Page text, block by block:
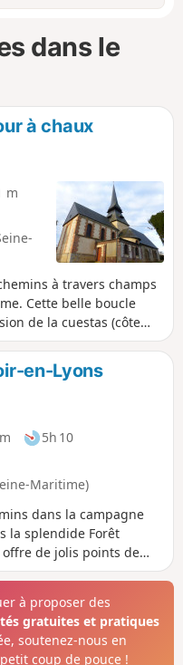
dans le
à chaux
m
à travers champs
Cette belle boucle
de la cuestas (côte
des panoramas
en-Lyons
5h 10
Maritime)
dans la campagne
la splendide Forêt
offre de jolis points de
Le panorama au
à proposer des
gratuites et pratiques
soutenez-nous en
coup de pouce !